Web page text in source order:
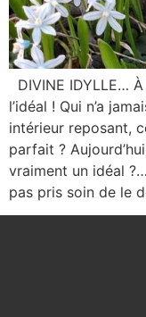
DIVINE IDYLLE…
l’idéal ! Qui n’a
intérieur reposant,
parfait ?
vraiment un idéal
pas pris soin de le